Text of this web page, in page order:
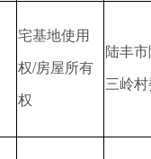
宅基地使用
权/房屋所有
权
陆丰
三岭